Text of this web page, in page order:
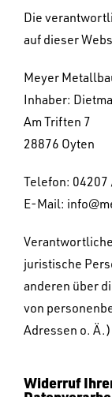
Die
auf dieser
Meyer
Inhaber:
Am Triften 7
28876 Oyten
Telefon: 04207
E-Mail:
juristische
anderen über
von
Adressen o.
Widerruf